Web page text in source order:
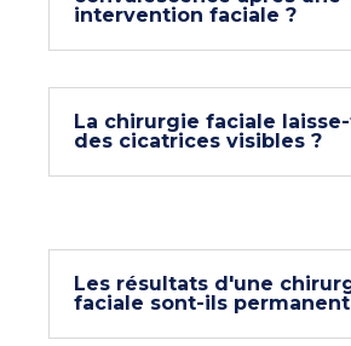
intervention faciale ?
La chirurgie faciale
des cicatrices visibles ?
Les résultats d'une
faciale sont-ils